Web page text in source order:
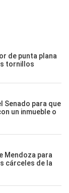
de punta plana
tornillos
Senado para que
un inmueble o
Mendoza para
cárceles de la